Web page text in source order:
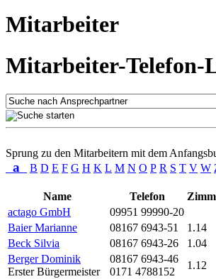
Mitarbeiter
Mitarbeiter-Telefon-
Sprung zu den Mitarbeitern mit dem
a B D E F G H K L M N O P R S T V W
Name
Telefon
actago GmbH
09951 99990-20
Baier Marianne
08167 6943-51 1.14
Beck Silvia
08167 6943-26 1.04
Berger Dominik
Erster Bürgermeister
08167 6943-46
0171 4788152
1.12